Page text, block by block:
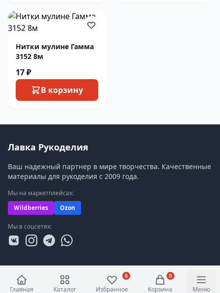
Нитки мулине Гамма
3152 8м
17 ₽
В корзину
Лавка Рукоделия
Ваш надежный партнер в мире творчества. Качественные
материалы для рукоделия с 2009 года.
Мы на маркетплейсах:
Wildberries
Ozon
Мы в соцсетях:
Главная Каталог Избранное
0
Корзина
0
Меню